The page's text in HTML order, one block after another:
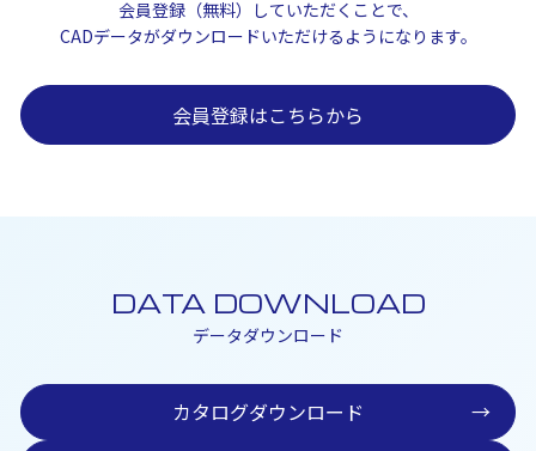
会員登録（無料）していただくことで、
CADデータがダウンロードいただけるようになります。
会員登録はこちらから
DATA DOWNLOAD
データダウンロード
カタログダウンロード
→